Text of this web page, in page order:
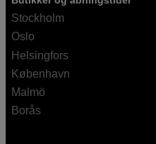
Stockholm
Oslo
Helsingfors
København
Malmö
Borås